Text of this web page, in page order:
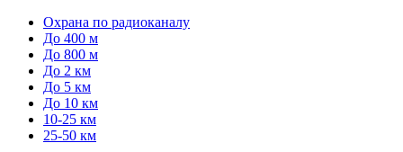
Охрана по радиоканалу
До 400 м
До 800 м
До 2 км
До 5 км
До 10 км
10-25 км
25-50 км